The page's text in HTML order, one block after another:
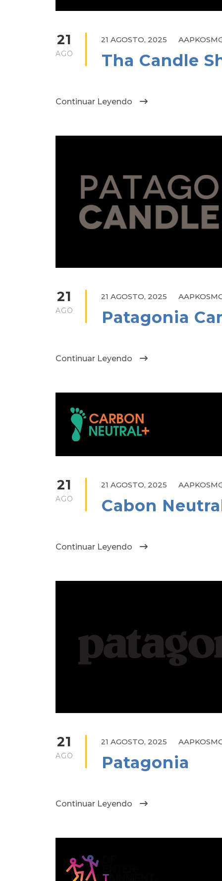
21
AGO
21 AGOSTO, 2025
Tha Candle
Continuar Leyendo
21
AGO
21 AGOSTO, 2025
Patagonia
Continuar Leyendo
21
AGO
21 AGOSTO, 2025
Cabon
Continuar Leyendo
21
AGO
21 AGOSTO, 2025
Patagonia
Continuar Leyendo